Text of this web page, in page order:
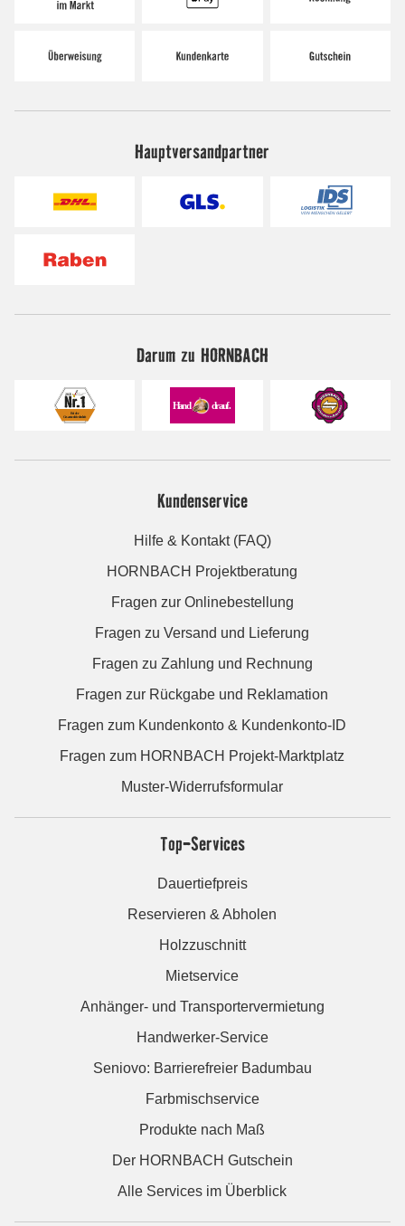
Hauptversandpartner
Darum zu HORNBACH
Kundenservice
Hilfe & Kontakt (FAQ)
HORNBACH Projektberatung
Fragen zur Onlinebestellung
Fragen zu Versand und Lieferung
Fragen zu Zahlung und Rechnung
Fragen zur Rückgabe und Reklamation
Fragen zum Kundenkonto & Kundenkonto-ID
Fragen zum HORNBACH Projekt-Marktplatz
Muster-Widerrufsformular
Top-Services
Dauertiefpreis
Reservieren & Abholen
Holzzuschnitt
Mietservice
Anhänger- und Transportervermietung
Handwerker-Service
Seniovo: Barrierefreier Badumbau
Farbmischservice
Produkte nach Maß
Der HORNBACH Gutschein
Alle Services im Überblick